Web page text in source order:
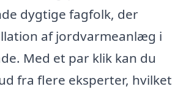
dygtige fagfolk, der
af jordvarmeanlæg i
Med et par klik kan du
fra flere eksperter, hvilket